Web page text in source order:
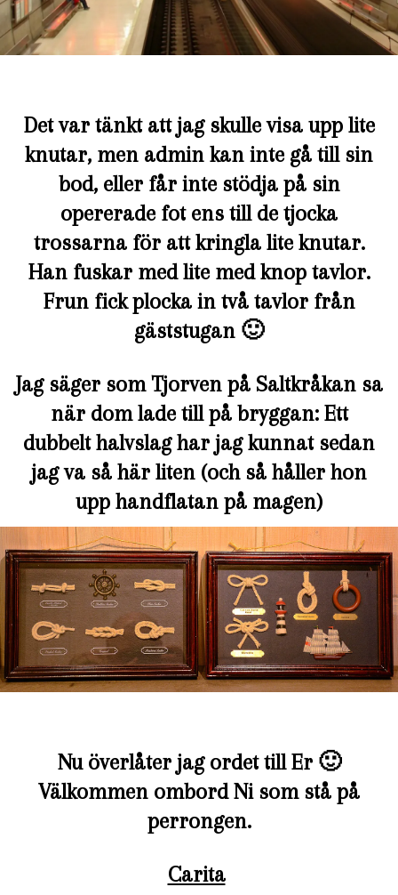
Det var tänkt att jag skulle visa upp lite
knutar, men admin kan inte gå till sin
bod, eller får inte stödja på sin
opererade fot ens till de tjocka
trossarna för att kringla lite knutar.
Han fuskar med lite med knop tavlor.
Frun fick plocka in två tavlor från
gäststugan 🙂
Jag säger som Tjorven på Saltkråkan sa
när dom lade till på bryggan: Ett
dubbelt halvslag har jag kunnat sedan
jag va så här liten (och så håller hon
upp handflatan på magen)
Nu överlåter jag ordet till Er 🙂
Välkommen ombord Ni som stå på
perrongen.
Carita